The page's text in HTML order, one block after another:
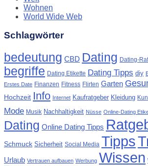
Wohnen
World Wide Web
Schlagwörter
bedeutung CBD Dating Dating-
begriffe Dating Etikette Dating Tipps diy
Erstes Date Finanzen Fitness Flirten Garten
Hochzeit Info Internet Kaufratgeber Kleidung
Mode Musik Nachhaltigkeit Nüsse Online-Dating
Dating Online Dating Tipps
Schmuck Sicherheit Social Media Tipps
Urlaub Vertrauen aufbauen Werbung Wissen